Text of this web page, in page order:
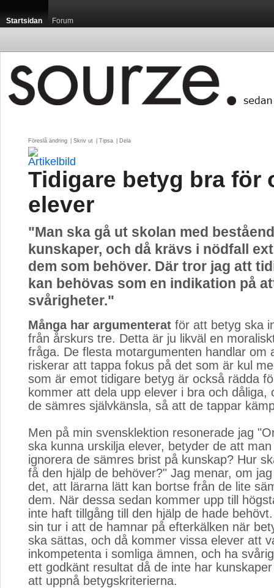
Startsidan Forum
Föreslå ändring Skriv ut Tipsa Dela
Tidigare betyg bra för
elever
"Man ska gå ut skolan med
kunskaper, och då krävs i nödfall
dem som behöver. Där tror jag att
kan behövas som en indikation på
svårigheter."
Många har argumenterat för att betyg ska
från årskurs tre. Detta är ju likväl en
fråga. De flesta motargumenten handlar om
riskerar att tappa fokus på det som är kul
som är emot tidigare betyg är också rädda
kommer att dela upp elever i bra och dåliga,
de sämres självkänsla, så att de tappar
Men på min svensklektion resonerade jag
ska kunna urskilja elever, betyder de att
ignorera de sämres brist på kunskap? Hur
få den hjälp de behöver?" Jag menar, om
det, att lärarna lätt kan bortse från de lite
dem. När dessa sedan kommer upp till
inte haft tillgång till den hjälp de hade
sin tur i att de hamnar på efterkälken när
ska sättas, och då kommer vissa elever att
inkompetenta i somliga ämnen, och ha
ett godkänt resultat då de inte har
att uppnå betygskriterierna.